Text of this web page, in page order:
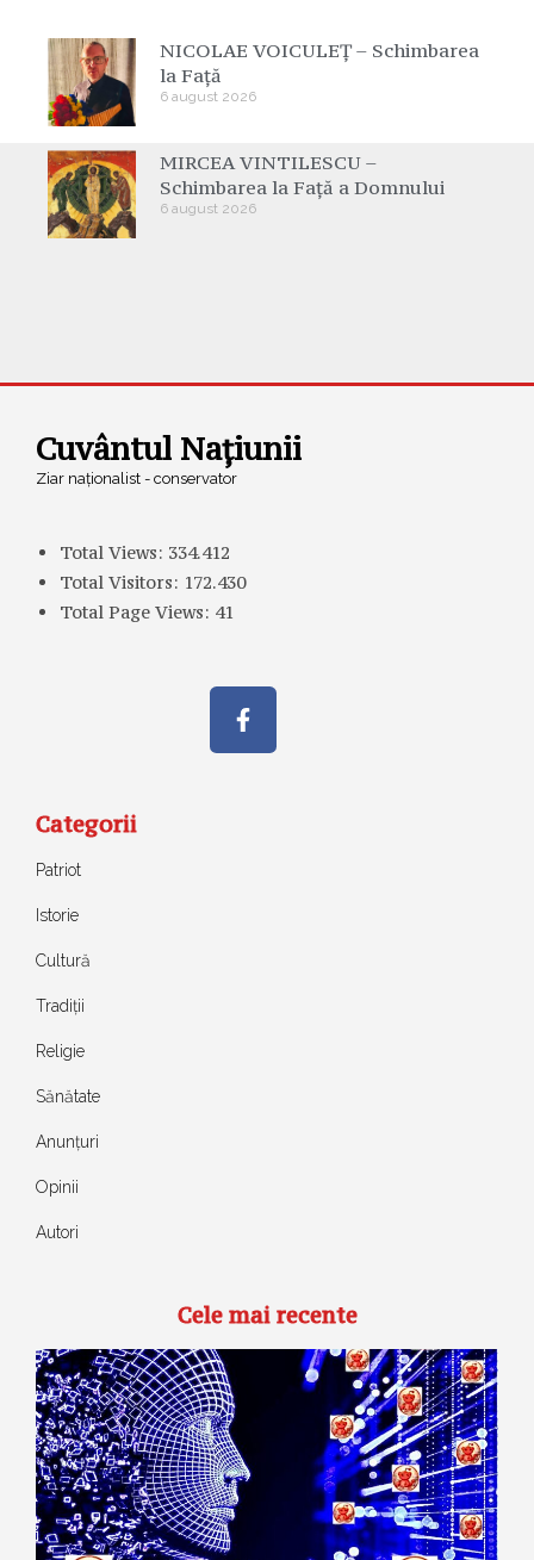
NICOLAE VOICULEȚ – Schimbarea
la Față
6 august 2026
MIRCEA VINTILESCU –
Schimbarea la Față a Domnului
6 august 2026
Cuvântul Națiunii
Ziar naționalist - conservator
Total Views: 334.412
Total Visitors: 172.430
Total Page Views: 41
Categorii
Patriot
Istorie
Cultură
Tradiții
Religie
Sănătate
Anunțuri
Opinii
Autori
Cele mai recente